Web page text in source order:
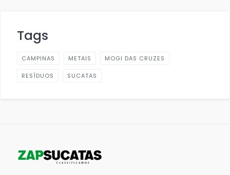
Tags
CAMPINAS METAIS MOGI DAS CRUZES
RESÍDUOS SUCATAS